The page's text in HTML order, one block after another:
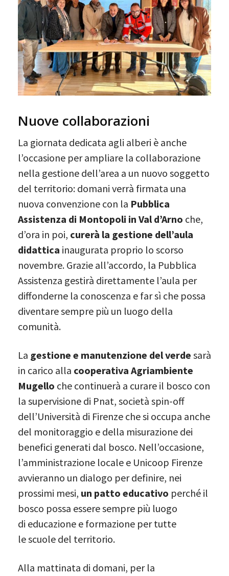
Nuove collaborazioni
La giornata dedicata agli alberi è anche
l’occasione per ampliare la collaborazione
nella gestione dell’area a un nuovo soggetto
del territorio: domani verrà firmata una
nuova convenzione con la Pubblica
Assistenza di Montopoli in Val d’Arno che,
d’ora in poi, curerà la gestione dell’aula
didattica inaugurata proprio lo scorso
novembre. Grazie all’accordo, la Pubblica
Assistenza gestirà direttamente l’aula per
diffonderne la conoscenza e far sì che possa
diventare sempre più un luogo della
comunità.
La gestione e manutenzione del verde sarà
in carico alla cooperativa Agriambiente
Mugello che continuerà a curare il bosco con
la supervisione di Pnat, società spin-off
dell’Università di Firenze che si occupa anche
del monitoraggio e della misurazione dei
benefici generati dal bosco. Nell’occasione,
l’amministrazione locale e Unicoop Firenze
avvieranno un dialogo per definire, nei
prossimi mesi, un patto educativo perché il
bosco possa essere sempre più luogo
di educazione e formazione per tutte
le scuole del territorio.
Alla mattinata di domani, per la